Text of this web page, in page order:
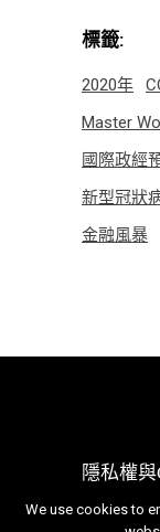
標籤:
2020年
Master
國際政經
新型冠狀
金融風暴
隱私權
We use cookies to